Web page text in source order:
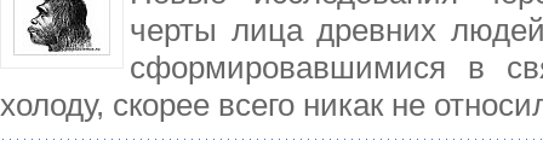
черты лица древних
сформировавшимися в
холоду, скорее всего никак не